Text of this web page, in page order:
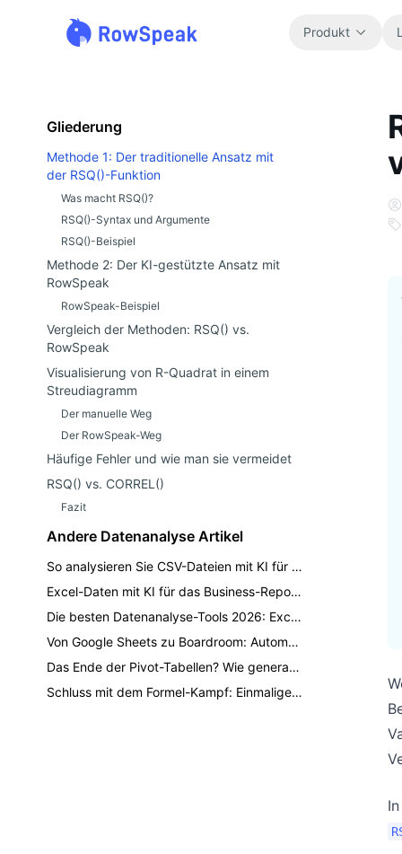
Produkt
Gliederung
Methode 1: Der traditionelle Ansatz mit
der RSQ()-Funktion
Was macht RSQ()?
RSQ()-Syntax und Argumente
RSQ()-Beispiel
Methode 2: Der KI-gestützte Ansatz mit
RowSpeak
RowSpeak-Beispiel
Vergleich der Methoden: RSQ() vs.
RowSpeak
Visualisierung von R-Quadrat in einem
Streudiagramm
Der manuelle Weg
Der RowSpeak-Weg
Häufige Fehler und wie man sie vermeidet
RSQ() vs. CORREL()
Fazit
Andere Datenanalyse Artikel
So analysieren Sie CSV-Dateien mit KI für Monatsberichte
Excel-Daten mit KI für das Business-Reporting analysieren
Die besten Datenanalyse-Tools 2026: Excel, BI, KI und Spreadsheet-Tools im Vergleich
Von Google Sheets zu Boardroom: Automatisierung plattformübergreifender Datenanalyse mit KI
Das Ende der Pivot-Tabellen? Wie generative KI die Geschäftsberichterstattung neu gestaltet
Schluss mit dem Formel-Kampf: Einmalige Daten in Excel mit KI finden